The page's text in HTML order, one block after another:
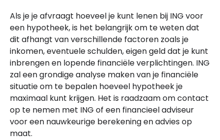
Als je je afvraagt hoeveel je kunt lenen bij ING voor
een hypotheek, is het belangrijk om te weten dat
dit afhangt van verschillende factoren zoals je
inkomen, eventuele schulden, eigen geld dat je kunt
inbrengen en lopende financiële verplichtingen. ING
zal een grondige analyse maken van je financiële
situatie om te bepalen hoeveel hypotheek je
maximaal kunt krijgen. Het is raadzaam om contact
op te nemen met ING of een financieel adviseur
voor een nauwkeurige berekening en advies op
maat.